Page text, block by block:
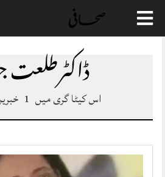
Skip
اس کیٹا گری میں 1